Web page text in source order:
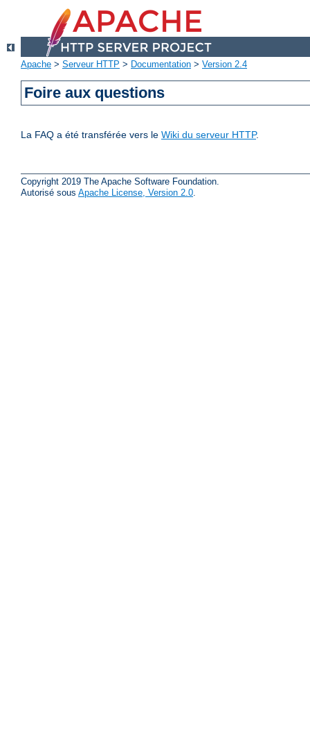
Apache > Serveur HTTP > Documentation > Version 2.4
Foire aux questions
La FAQ a été transférée vers le Wiki du serveur HTTP.
Copyright 2019 The Apache Software Foundation.
Autorisé sous Apache License, Version 2.0